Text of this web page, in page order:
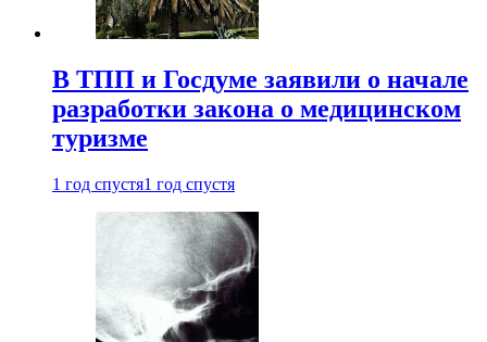
В ТПП и Госдуме заявили о начале
разработки закона о медицинском
туризме
1 год спустя1 год спустя